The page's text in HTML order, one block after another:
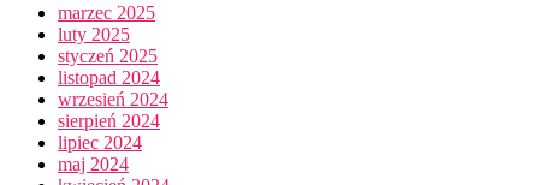
marzec 2025
luty 2025
styczeń 2025
listopad 2024
wrzesień 2024
sierpień 2024
lipiec 2024
maj 2024